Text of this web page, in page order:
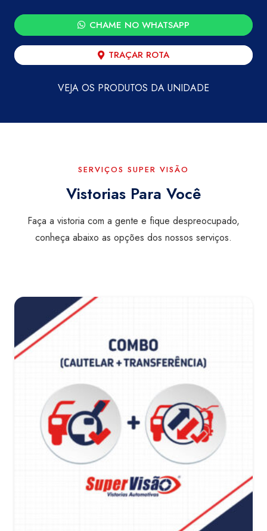
CHAME NO WHATSAPP
TRAÇAR ROTA
VEJA OS PRODUTOS DA UNIDADE
SERVIÇOS SUPER VISÃO
Vistorias Para Você
Faça a vistoria com a gente e fique despreocupado,
conheça abaixo as opções dos nossos serviços.